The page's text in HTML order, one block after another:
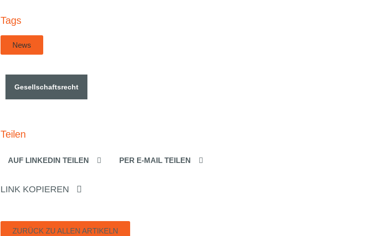
Tags
News
Gesellschaftsrecht
Teilen
AUF LINKEDIN TEILEN PER E-MAIL TEILEN
LINK KOPIEREN
ZURÜCK ZU ALLEN ARTIKELN